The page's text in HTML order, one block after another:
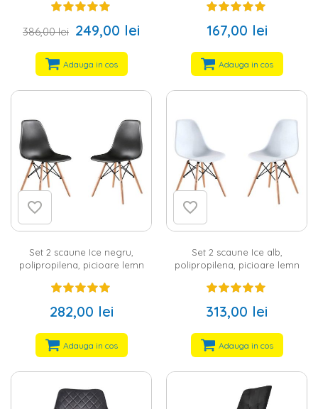
386,00 lei 249,00 lei
Adauga in cos
167,00 lei
Adauga in cos
Set 2 scaune Ice negru,
polipropilena, picioare lemn
282,00 lei
Adauga in cos
Set 2 scaune Ice alb,
polipropilena, picioare lemn
313,00 lei
Adauga in cos